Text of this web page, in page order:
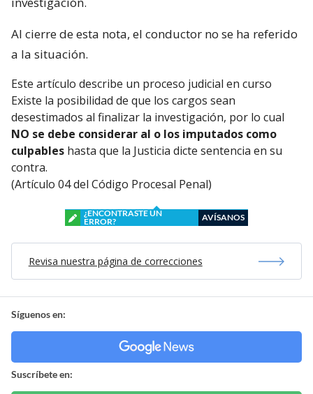
Al cierre de esta nota, el conductor no se ha referido
a la situación.
Este artículo describe un proceso judicial en curso
Existe la posibilidad de que los cargos sean
desestimados al finalizar la investigación, por lo cual
NO se debe considerar al o los imputados como
culpables hasta que la Justicia dicte sentencia en su
contra.
(Artículo 04 del Código Procesal Penal)
¿ENCONTRASTE UN
ERROR?
AVÍSANOS
Revisa nuestra página de correcciones
Síguenos en:
Suscríbete en: